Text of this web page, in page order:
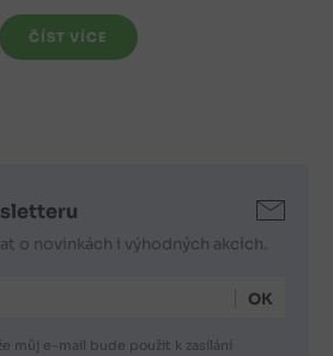
ČÍST VÍCE
o novinkách i výhodných akcích.
můj e-mail bude použit k zasílání